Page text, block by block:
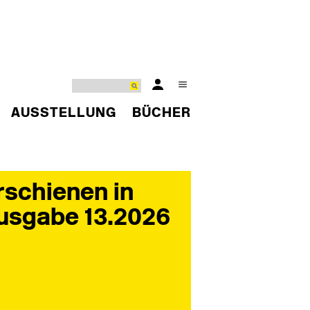
AUSSTELLUNG BÜCHER
in
13.2026